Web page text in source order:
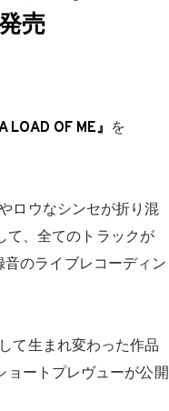
売
LOAD OF ME』 を
ロウなシンセが折り混
て、全てのトラックが
のライブレコーディン
て生まれ変わった作品
ョートプレヴューが公開